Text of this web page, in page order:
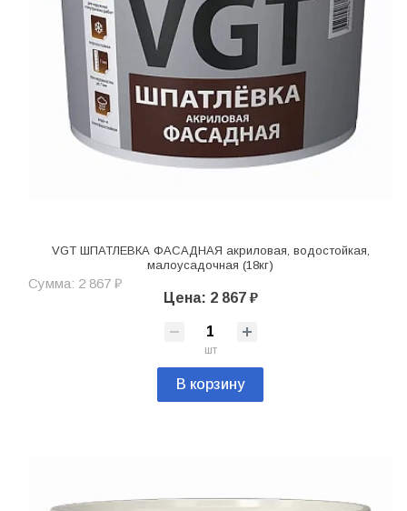
VGT ШПАТЛЕВКА ФАСАДНАЯ акриловая, водостойкая,
малоусадочная (18кг)
Сумма: 2 867 ₽
Цена: 2 867 ₽
шт
В корзину